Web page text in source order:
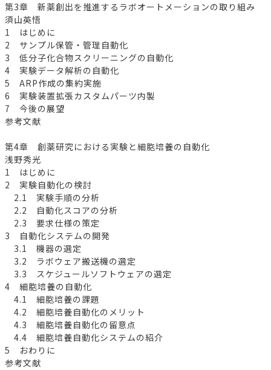
第3章 新薬創出を推進するラボオートメーションの取り組み
須山英悟
1 はじめに
2 サンプル保管・管理自動化
3 低分子化合物スクリーニングの自動化
4 実験データ解析の自動化
5 ARP作成の集約実施
6 実験装置拡張カスタムパーツ内製
7 今後の展望
参考文献
第4章 創薬研究における実験と細胞培養の自動化
浅野秀光
1 はじめに
2 実験自動化の検討
2.1 実験手順の分析
2.2 自動化スコアの分析
2.3 要求仕様の策定
3 自動化システムの開発
3.1 機器の選定
3.2 ラボウェア搬送機の選定
3.3 スケジュールソフトウェアの選定
4 細胞培養の自動化
4.1 細胞培養の課題
4.2 細胞培養自動化のメリット
4.3 細胞培養自動化の留意点
4.4 細胞培養自動化システムの紹介
5 おわりに
参考文献